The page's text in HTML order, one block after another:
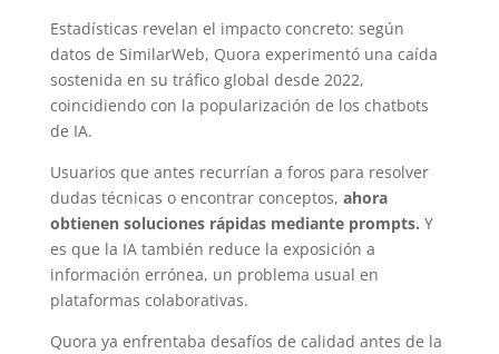
Estadísticas revelan el impacto concreto: según
datos de SimilarWeb, Quora experimentó una caída
sostenida en su tráfico global desde 2022,
coincidiendo con la popularización de los chatbots
de IA.
Usuarios que antes recurrían a foros para resolver
dudas técnicas o encontrar conceptos, ahora
obtienen soluciones rápidas mediante prompts. Y
es que la IA también reduce la exposición a
información errónea, un problema usual en
plataformas colaborativas.
Quora ya enfrentaba desafíos de calidad antes de la